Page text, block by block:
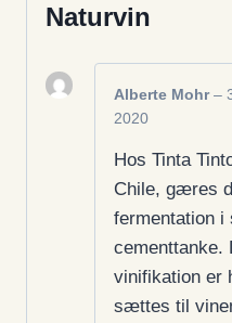
Naturvin
Alberte Mohr–
2020
Hos Tinta
Chile, gæres
fermentation
cementtanke.
vinifikation er
sættes til